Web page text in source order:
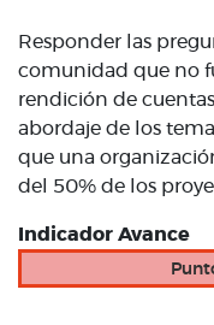
Responder las
comunidad que no
rendición de
abordaje de los
que una
del 50% de los
Indicador Avance